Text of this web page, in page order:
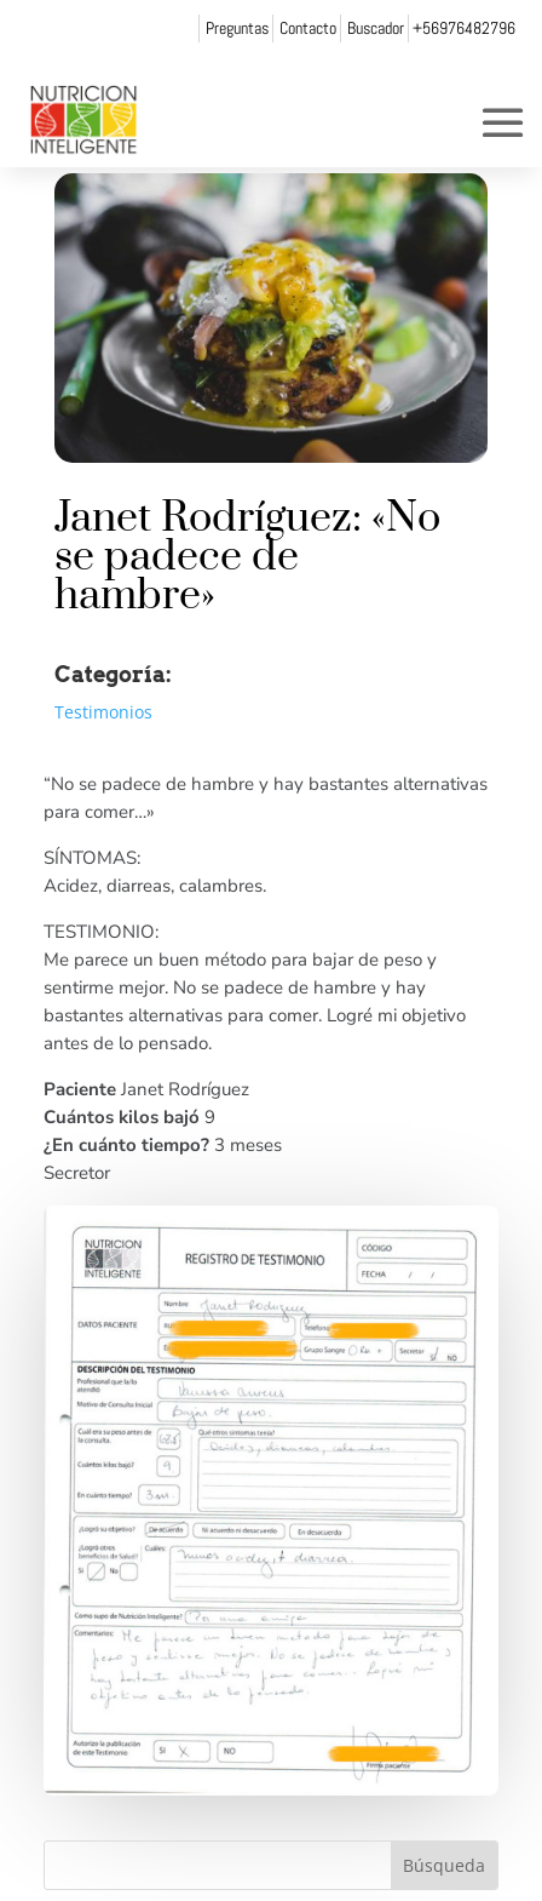
Preguntas Contacto Buscador +56976482796
Janet Rodríguez: «No
se padece de
hambre»
Categoría:
Testimonios
“No se padece de hambre y hay bastantes alternativas
para comer…»
SÍNTOMAS:
Acidez, diarreas, calambres.
TESTIMONIO:
Me parece un buen método para bajar de peso y
sentirme mejor. No se padece de hambre y hay
bastantes alternativas para comer. Logré mi objetivo
antes de lo pensado.
Paciente Janet Rodríguez
Cuántos kilos bajó 9
¿En cuánto tiempo? 3 meses
Secretor